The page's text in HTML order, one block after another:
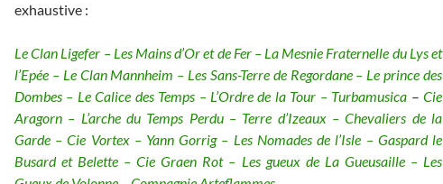
exhaustive :
Le Clan Ligefer – Les Mains d’Or et de Fer – La Mesnie Fraternelle du Lys et
l’Epée – Le Clan Mannheim – Les Sans-Terre de Regordane – Le prince des
Dombes – Le Calice des Temps – L’Ordre de la Tour – Turbamusica –Cie
Aragorn – L’arche du Temps Perdu – Terre d’Izeaux – Chevaliers de la
Garde – Cie Vortex – Yann Gorrig – Les Nomades de l’Isle – Gaspard le
Busard et Belette – Cie Graen Rot – Les gueux de La Gueusaille – Les